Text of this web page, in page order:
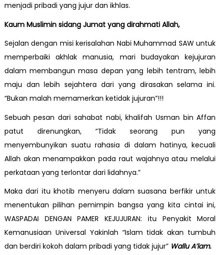
menjadi pribadi yang jujur dan ikhlas.
Kaum Muslimin sidang Jumat yang dirahmati Allah,
Sejalan dengan misi kerisalahan Nabi Muhammad SAW untuk
memperbaiki akhlak manusia, mari budayakan kejujuran
dalam membangun masa depan yang lebih tentram, lebih
maju dan lebih sejahtera dari yang dirasakan selama ini.
“Bukan malah memamerkan ketidak jujuran”!!!
Sebuah pesan dari sahabat nabi, khalifah Usman bin Affan
patut direnungkan, “Tidak seorang pun yang
menyembunyikan suatu rahasia di dalam hatinya, kecuali
Allah akan menampakkan pada raut wajahnya atau melalui
perkataan yang terlontar dari lidahnya.”
Maka dari itu khotib menyeru dalam suasana berfikir untuk
menentukan pilihan pemimpin bangsa yang kita cintai ini,
WASPADAI DENGAN PAMER KEJUJURAN: itu Penyakit Moral
Kemanusiaan Universal Yakinlah “Islam tidak akan tumbuh
dan berdiri kokoh dalam pribadi yang tidak jujur” Wallu A’lam.